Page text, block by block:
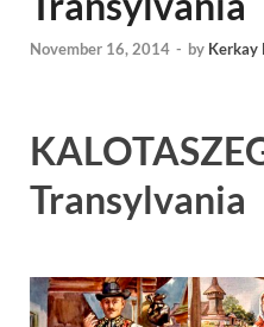
November 16, 2014 - by Kerkay
Transylvania